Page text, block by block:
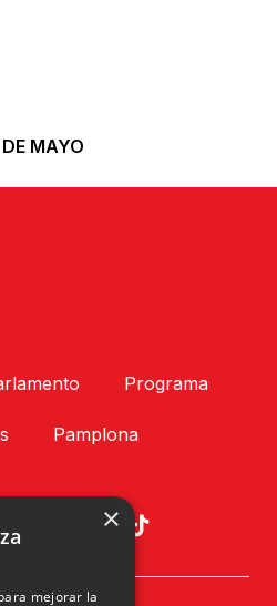
MAYO
Programa
Pamplona
×
mejorar la